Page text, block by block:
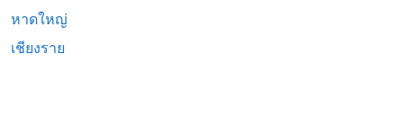
หาดใหญ่
เชียงราย